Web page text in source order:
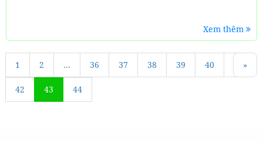
Xem thêm
«
1 2 ... 36 37 38 39 40
42 43 44
»